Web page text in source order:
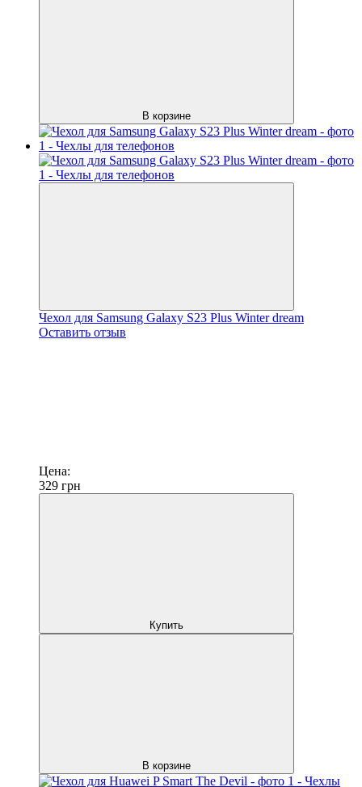
В корзине
Чехол для Samsung Galaxy S23 Plus Winter dream
Оставить отзыв
Цена:
329 грн
Купить
В корзине